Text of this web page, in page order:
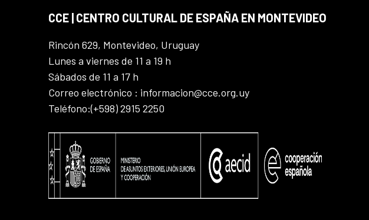
CCE | CENTRO CULTURAL DE ESPAÑA EN MONTEVIDEO
Rincón 629, Montevideo, Uruguay
Lunes a viernes de 11 a 19 h
Sábados de 11 a 17 h
Correo electrónico : informacion@cce.org.uy
Teléfono:(+598) 2915 2250